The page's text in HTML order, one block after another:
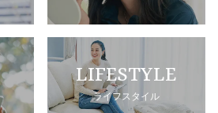
LIFESTYLE
ライフスタイル